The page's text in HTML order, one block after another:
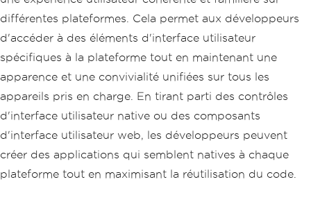
différentes plateformes. Cela permet aux développeurs
d'accéder à des éléments d'interface utilisateur
spécifiques à la plateforme tout en maintenant une
apparence et une convivialité unifiées sur tous les
appareils pris en charge. En tirant parti des contrôles
d'interface utilisateur native ou des composants
d'interface utilisateur web, les développeurs peuvent
créer des applications qui semblent natives à chaque
plateforme tout en maximisant la réutilisation du code.